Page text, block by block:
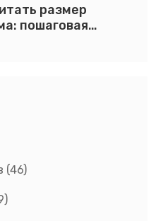
размер
пошаговая
(46)